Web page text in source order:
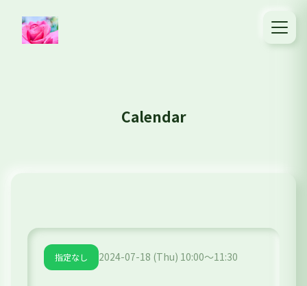
Calendar
指定なし 2024-07-18 (Thu) 10:00～11:30